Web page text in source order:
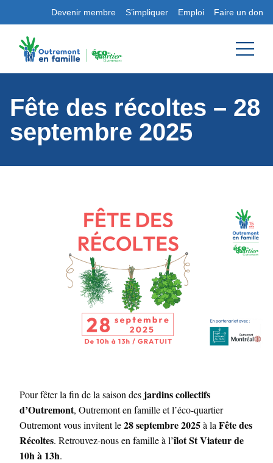
Devenir membre S’impliquer Emploi Faire un don
Fête des récoltes – 28
septembre 2025
Pour fêter la fin de la saison des jardins collectifs
d’Outremont, Outremont en famille et l’éco-quartier
Outremont vous invitent le28 septembre 2025à la Fête des
Récoltes. Retrouvez-nous en famille à l’îlot St Viateur de
10h à 13h.